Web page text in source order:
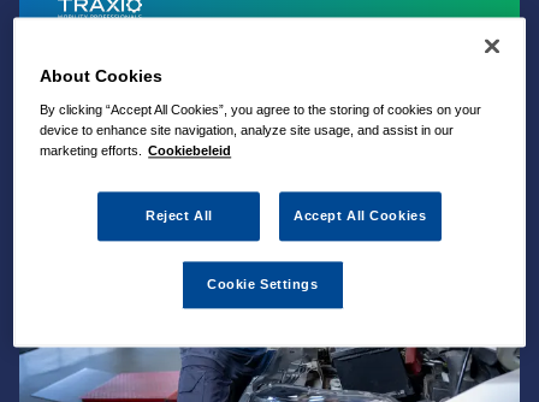
About Cookies
By clicking “Accept All Cookies”, you agree to the storing of cookies on your
device to enhance site navigation, analyze site usage, and assist in our
marketing efforts. Cookiebeleid
Reject All Accept All Cookies
Cookie Settings